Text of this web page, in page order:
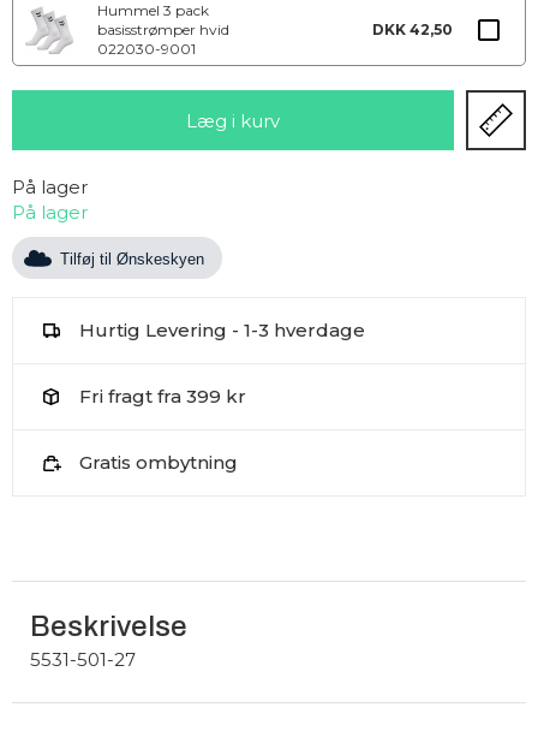
Hummel 3 pack
basisstrømper hvid
022030-9001
DKK 42,50
På lager
På lager
Tilføj til Ønskeskyen
Hurtig Levering - 1-3 hverdage
Fri fragt fra 399 kr
Gratis ombytning
Beskrivelse
5531-501-27